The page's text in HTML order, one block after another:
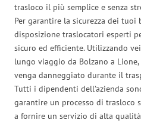
trasloco il più semplice e senza
Per garantire la sicurezza dei tuoi
disposizione traslocatori esperti
sicuro ed efficiente. Utilizzando
lungo viaggio da Bolzano a Lione,
venga danneggiato durante il
Tutti i dipendenti dell’azienda
garantire un processo di trasloco
a fornire un servizio di alta